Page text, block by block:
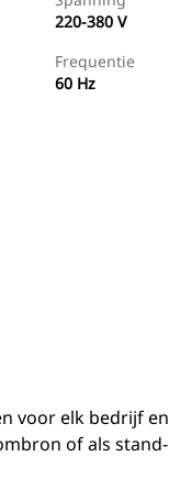
220-380 V
Frequentie
60 Hz
voor elk bedrijf en
of als stand-